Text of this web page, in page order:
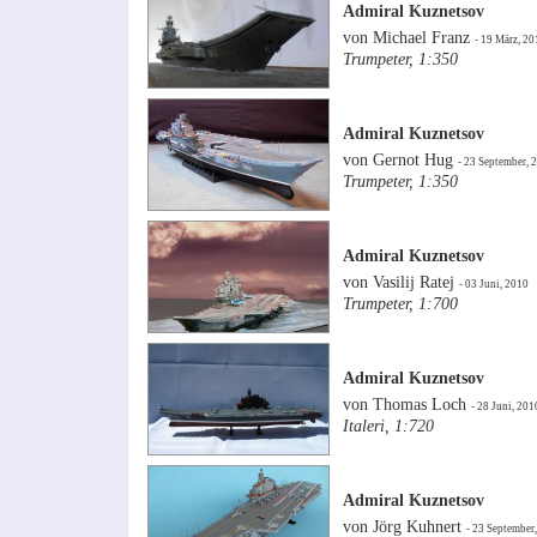
Admiral Kuznetsov
von Michael Franz - 19 März,
Trumpeter, 1:350
Admiral Kuznetsov
von Gernot Hug - 23 September,
Trumpeter, 1:350
Admiral Kuznetsov
von Vasilij Ratej - 03 Juni, 2010
Trumpeter, 1:700
Admiral Kuznetsov
von Thomas Loch - 28 Juni,
Italeri, 1:720
Admiral Kuznetsov
von Jörg Kuhnert - 23